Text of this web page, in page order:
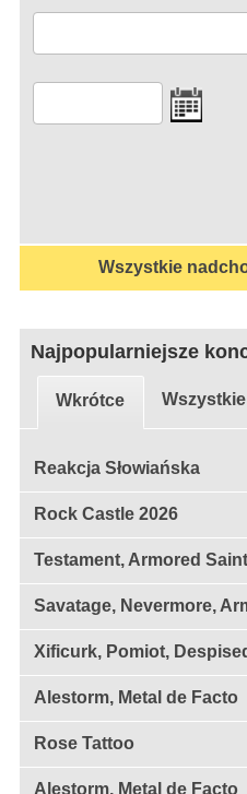
Wszystkie
Najpopularniejsze
Wkrótce Wszystkie
Reakcja Słowiańska
Rock Castle 2026
Testament, Armored
Savatage, Nevermore,
Xificurk, Pomiot,
Alestorm, Metal de Facto
Rose Tattoo
Alestorm, Metal de Facto